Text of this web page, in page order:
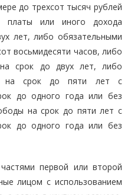
до трехсот тысяч рублей
платы или иного дохода
лет, либо обязательными
восьмидесяти часов, либо
срок до двух лет, либо
на срок до пяти лет с
до одного года или без
на срок до пяти лет с
до одного года или без
первой или второй
лицом с использованием